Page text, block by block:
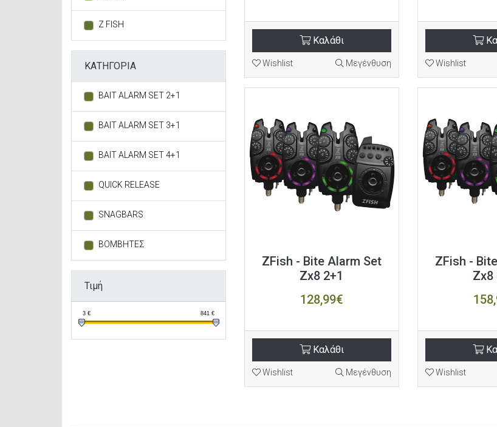
Z FISH
ΚΑΤΗΓΟΡΙΑ
BAIT ALARM SET 2+1
BAIT ALARM SET 3+1
BAIT ALARM SET 4+1
QUICK RELEASE
SNAGBARS
ΒΟΜΒΗΤΕΣ
Τιμή
3 € 841 €
Καλάθι
Wishlist Μεγένθυση Wishlist
ZFish - Bite Alarm Set
Zx8 2+1
128,99€
Καλάθι
Wishlist Μεγένθυση
ZFish -
Zx8
Wishlist